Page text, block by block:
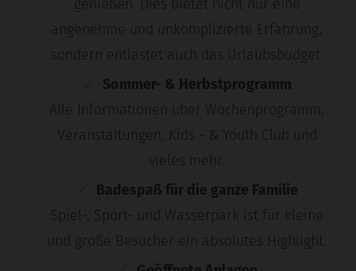
genießen. Dies bietet nicht nur eine
angenehme und unkomplizierte Erfahrung,
sondern entlastet auch das Urlaubsbudget.
Sommer- & Herbstprogramm
Alle Informationen über Wochenprogramm,
Veranstaltungen, Kids - & Youth Club und
vieles mehr.
Badespaß für die ganze Familie
Spiel-, Sport- und Wasserpark ist für kleine
und große Besucher ein absolutes Highlight.